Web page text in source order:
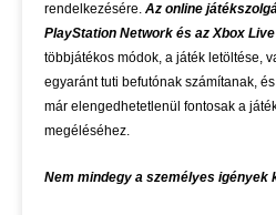
rendelkezésére. Az online
PlayStation Network és az Xbox
többjátékos módok, a játék letöltése,
egyaránt tuti befutónak számítanak,
már elengedhetetlenül fontosak a
megéléséhez.
Nem mindegy a személyes igények